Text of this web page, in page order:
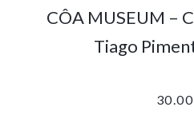
CÔA MUSEUM –
Tiago
30.00